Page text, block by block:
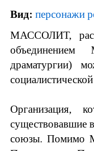
Вид: персонажи
МАССОЛИТ,
объединением
драматургии)
Организация,
существовавшие
союзы. Помимо